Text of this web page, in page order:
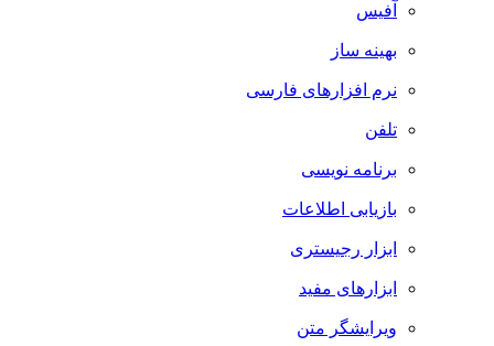
آفیس
بهینه ساز
نرم افزارهای فارسی
تلفن
برنامه نویسی
بازیابی اطلاعات
ابزار رجیستری
ابزارهای مفید
ویرایشگر متن